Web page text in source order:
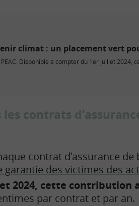
climat : un placement vert
PEAC. Disponible à compter du 1er juillet 2024,
contrats
contrat d’assurance
garantie des victimes des
2024, cette contribution
par contrat et par an.